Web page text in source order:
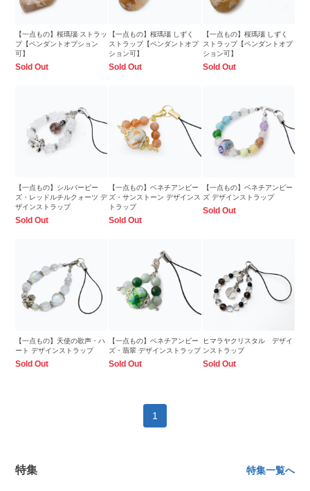
【一点もの】桜瑪瑙 ストラッ
プ【ペンダントオプション
可】
Sold Out
【一点もの】桜瑪瑙 しずく
ストラップ【ペンダントオプ
ション可】
Sold Out
【一点もの】桜瑪瑙 しずく
ストラップ【ペンダントオプ
ション可】
Sold Out
【一点もの】シルバービー
ズ・レッドルチルクォーツ デ
ザインストラップ
Sold Out
【一点もの】ベネチアンビー
ズ・サンストーン デザインス
トラップ
Sold Out
【一点もの】ベネチアンビー
ズ デザインストラップ
Sold Out
【一点もの】天使の歌声・ハ
ート デザインストラップ
Sold Out
【一点もの】ベネチアンビー
ズ・翡翠 デザインストラップ
Sold Out
ヒマラヤクリスタル デザイ
ンストラップ
Sold Out
1
特集 特集一覧へ